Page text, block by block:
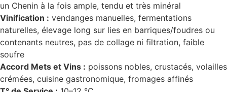
un Chenin à la fois ample, tendu et très minéral
Vinification : vendanges manuelles, fermentations
naturelles, élevage long sur lies en barriques/foudres ou
contenants neutres, pas de collage ni filtration, faible
soufre
Accord Mets et Vins : poissons nobles, crustacés, volailles
crémées, cuisine gastronomique, fromages affinés